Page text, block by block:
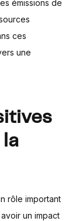
émissions de
ces
une
la
rôle important
un impact